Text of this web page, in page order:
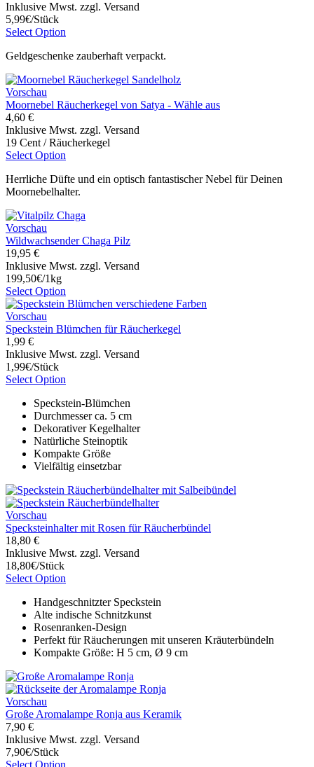
Inklusive Mwst. zzgl. Versand
5,99€/Stück
Select Option
Geldgeschenke zauberhaft verpackt.
Vorschau
Moornebel Räucherkegel von Satya - Wähle aus
4,60 €
Inklusive Mwst. zzgl. Versand
19 Cent / Räucherkegel
Select Option
Herrliche Düfte und ein optisch fantastischer Nebel für Deinen
Moornebelhalter.
Vorschau
Wildwachsender Chaga Pilz
19,95 €
Inklusive Mwst. zzgl. Versand
199,50€/1kg
Select Option
Vorschau
Speckstein Blümchen für Räucherkegel
1,99 €
Inklusive Mwst. zzgl. Versand
1,99€/Stück
Select Option
Speckstein-Blümchen
Durchmesser ca. 5 cm
Dekorativer Kegelhalter
Natürliche Steinoptik
Kompakte Größe
Vielfältig einsetzbar
Vorschau
Specksteinhalter mit Rosen für Räucherbündel
18,80 €
Inklusive Mwst. zzgl. Versand
18,80€/Stück
Select Option
Handgeschnitzter Speckstein
Alte indische Schnitzkunst
Rosenranken-Design
Perfekt für Räucherungen mit unseren Kräuterbündeln
Kompakte Größe: H 5 cm, Ø 9 cm
Vorschau
Große Aromalampe Ronja aus Keramik
7,90 €
Inklusive Mwst. zzgl. Versand
7,90€/Stück
Select Option